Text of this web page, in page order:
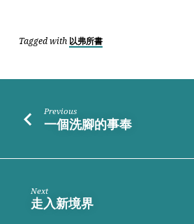
Tagged with 以弗所書
Previous
一個洗腳的事奉
Next
走入新境界